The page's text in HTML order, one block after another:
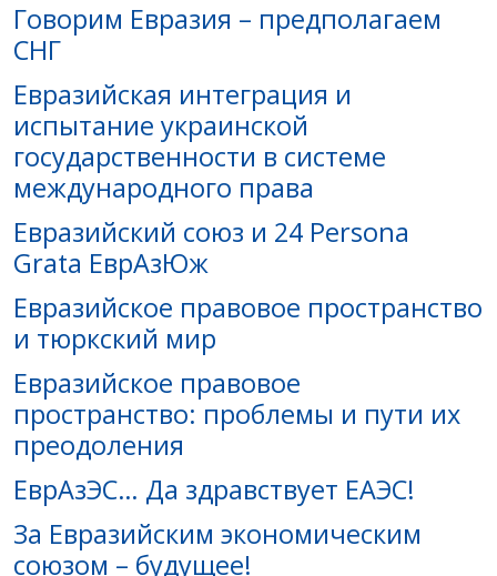
Говорим Евразия – предполагаем
СНГ
Евразийская интеграция и
испытание украинской
государственности в системе
международного права
Евразийский союз и 24 Persona
Grata ЕврАзЮж
Евразийское правовое пространство
и тюркский мир
Евразийское правовое
пространство: проблемы и пути их
преодоления
ЕврАзЭC… Да здравствует ЕАЭС!
За Евразийским экономическим
союзом – будущее!